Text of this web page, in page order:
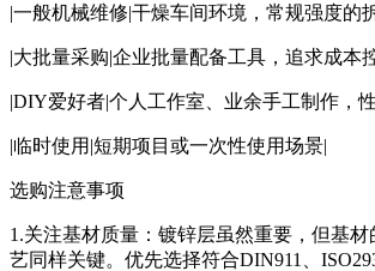
|一般机械维修|干燥车间环境，常规强度的
|大批量采购|企业批量配备工具，追求成本
|DIY爱好者|个人工作室、业余手工制作，
|临时使用|短期项目或一次性使用场景|
选购注意事项
1.关注基材质量：镀锌层虽然重要，但基
艺同样关键。优先选择符合DIN911、